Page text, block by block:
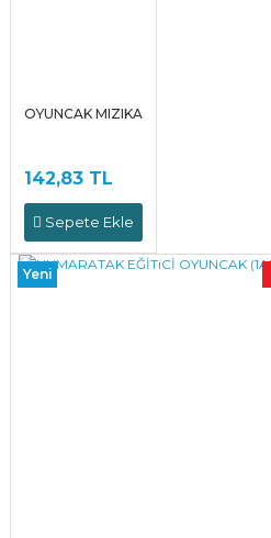
OYUNCAK MIZIKA
142,83 TL
Sepete Ekle
Yeni